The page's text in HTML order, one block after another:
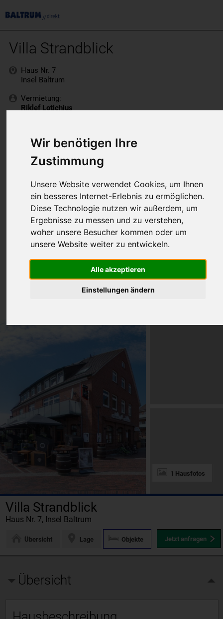
Wir benötigen Ihre
Zustimmung
Unsere Website verwendet Cookies, um Ihnen
ein besseres Internet-Erlebnis zu ermöglichen.
Diese Technologie nutzen wir außerdem, um
Ergebnisse zu messen und zu verstehen,
woher unsere Besucher kommen oder um
unsere Website weiter zu entwickeln.
Alle akzeptieren
Einstellungen ändern
Villa Strandblick
Haus Nr. 7
Insel Baltrum
Vermietung:
Riklef Lotichius
www.strandhotel-baltrum.de
1 Hausfotos
Villa Strandblick
Haus Nr. 7, Insel Baltrum
Jetzt anfragen
Übersicht Lage Objekte
Übersicht